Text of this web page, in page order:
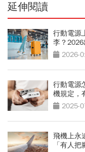
延伸閱讀
行動電源
李？
2026-
行動電源
機規定，
2025-
飛機上永
「有人